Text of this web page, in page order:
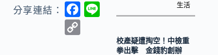
分享連結：
F
生活
校產疑遭掏空！中檢重
拳出擊 金錢豹創辦